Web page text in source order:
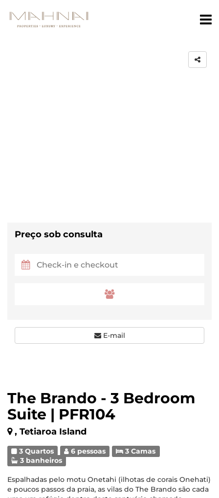
The Brando - 3 Bedroom
Suite | PFR104
, Tetiaroa Island
3 Quartos 6 pessoas
3 Camas
3 banheiros
Espalhadas pelo motu Onetahi (ilhotas de corais Onehati)
e poucos passos da praia, as vilas do The Brando são cada
Preço sob consulta
E-mail